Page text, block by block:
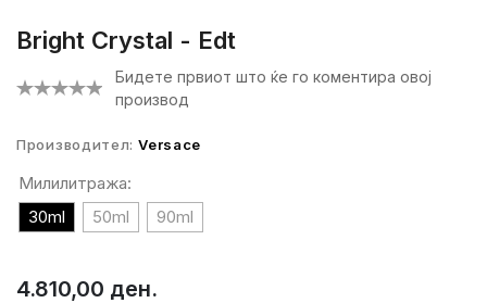
Bright Crystal - Edt
Бидете првиот што ќе го коментира овој
производ
Производител: Versace
Милилитража:
30ml
50ml 90ml
4.810,00 ден.